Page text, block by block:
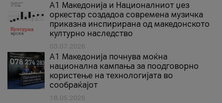
А1 Македонија и Националниот џез
оркестар создадоа современа музичка
приказна инспирирана од македонското
културно наследство
03.07.2026
A1 Македонија почнува моќна
национална кампања за поодговорно
користење на технологијата во
сообраќајот
18.05.2026